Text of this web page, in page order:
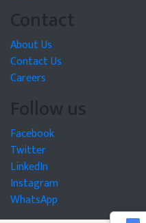
Contact
About Us
Contact Us
Careers
Follow us
Facebook
Twitter
LinkedIn
Instagram
WhatsApp